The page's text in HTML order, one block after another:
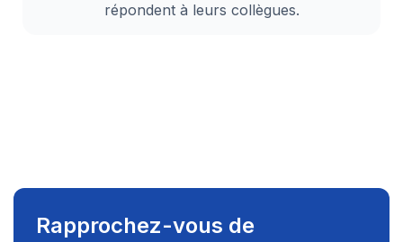
répondent à leurs collègues.
Rapprochez-vous de